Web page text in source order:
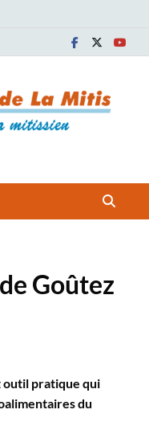
Goûtez
outil pratique qui
du